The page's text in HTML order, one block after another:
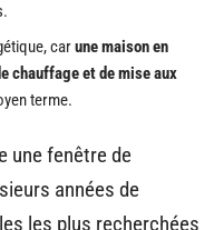
carune maison en
chauffage et de mise aux
terme.
une fenêtre de
années de
les plus recherchées